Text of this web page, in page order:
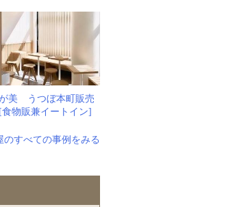
美 うつぼ本町販売
食物販兼イートイン]
すべての事例をみる